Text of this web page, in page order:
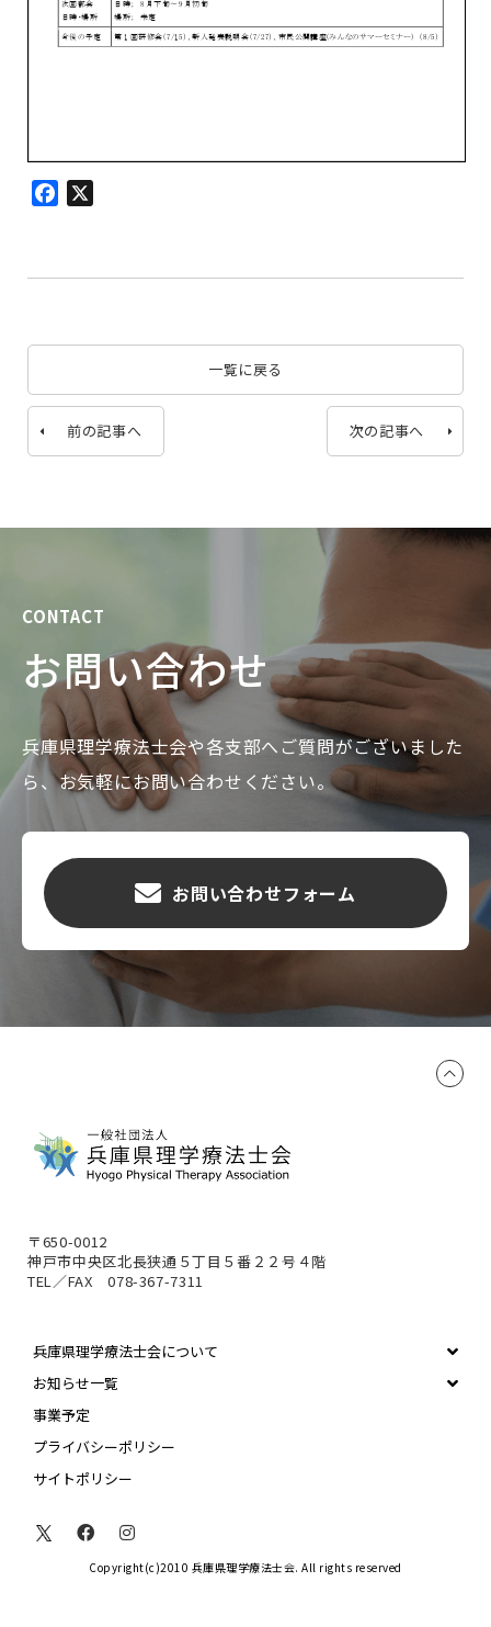
Facebook
一覧に戻る
前の記事へ 次の記事へ
CONTACT
お問い合わせ
兵庫県理学療法士会や各支部へご質問がございました
ら、お気軽にお問い合わせください。
お問い合わせフォーム
〒650-0012
神戸市中央区北長狭通５丁目５番２２号４階
TEL／FAX 078-367-7311
兵庫県理学療法士会について
お知らせ一覧
事業予定
プライバシーポリシー
サイトポリシー
Copyright(c)2010 兵庫県理学療法士会. All rights reserved